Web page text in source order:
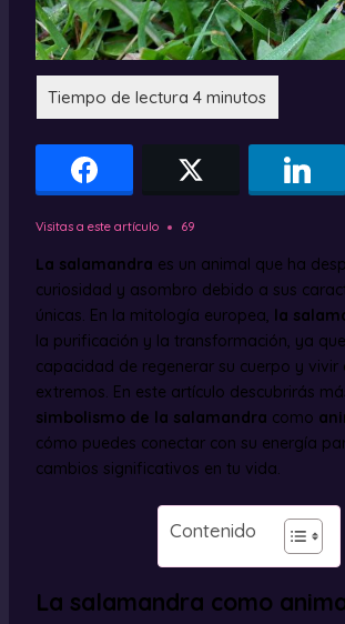
Visitas a este artículo 69
La salamandra es un animal que ha
curiosidad y asombro debido a sus
únicas. En la mitología europea, la
la purificación y la transformación, ya
capacidad de regenerar su cuerpo y vivir
extremos. En este artículo descubrirás
simbolismo de la salamandra como
cómo puedes conectar con su energía
cambios significativos en tu vida.
Contenido
La salamandra como